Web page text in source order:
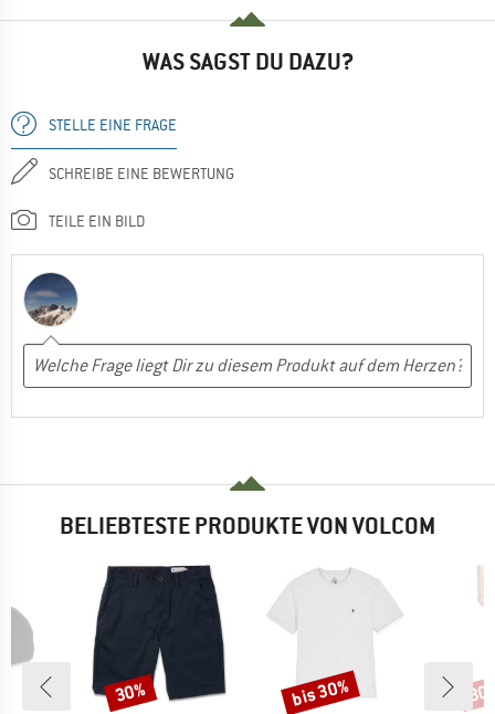
WAS SAGST DU DAZU?
STELLE EINE FRAGE
SCHREIBE EINE BEWERTUNG
TEILE EIN BILD
BELIEBTESTE PRODUKTE VON VOLCOM
Rabatt
30% Rabatt
bis 30%